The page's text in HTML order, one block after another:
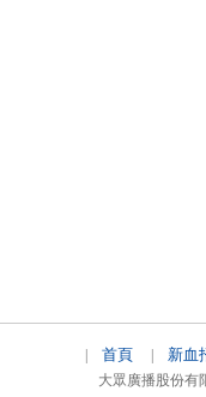
| 首頁| 新血
大眾廣播股份有